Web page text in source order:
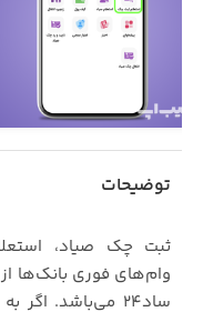
توضیحات
ثبت چک صیاد،
وام‌های فوری بانک‌ها از
ساد۲۴ می‌باشد.